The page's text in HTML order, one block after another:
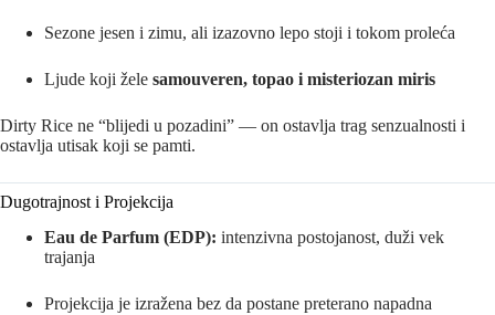
Sezone jesen i zimu, ali izazovno lepo stoji i tokom proleća
Ljude koji žele samouveren, topao i misteriozan miris
Dirty Rice ne “blijedi u pozadini” — on ostavlja trag senzualnosti i
ostavlja utisak koji se pamti.
Dugotrajnost i Projekcija
Eau de Parfum (EDP): intenzivna postojanost, duži vek
trajanja
Projekcija je izražena bez da postane preterano napadna